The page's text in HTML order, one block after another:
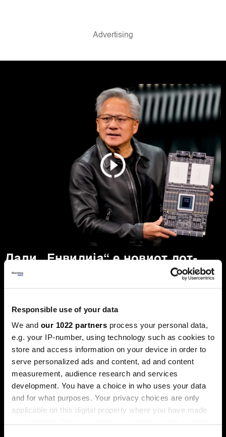
Responsible use of your data
We and our 1022 partners process your personal data,
e.g. your IP-number, using technology such as cookies to
store and access information on your device in order to
serve personalized ads and content, ad and content
measurement, audience research and services
development. You have a choice in who uses your data
and for what purposes. Your privacy choices are only
applicable on this digital property where you have made
Дали „Енвидија“ е новиот дот-
ком балон, каде оди златото и
што планира Фед
прашања. Технолошкиот гигант „Енвидија“ ја проби
долари, поттикнувајќи дебати за нов балон, додека
златото, по рекордните височини, доживеа остра